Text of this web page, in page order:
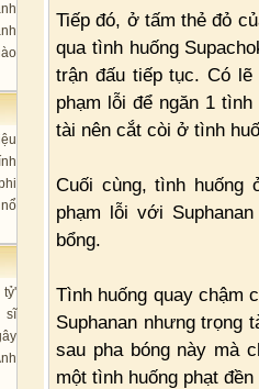
tỷ'
Tiếp đó, ở tấm thẻ đỏ
qua tình huống
trận đấu tiếp tục. Có lẽ
phạm lỗi để ngăn 1
tài nên cắt còi ở tình
Cuối cùng, tình huống
phạm lỗi với
bổng.
Tình huống quay chậm
Suphanan nhưng trọng
sau pha bóng này mà
một tình huống phạt